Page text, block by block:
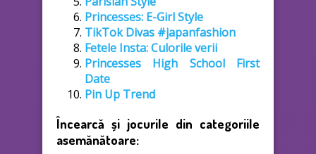
Princesses: E-Girl Style
TikTok Divas #japanfashion
Fetele Insta: Culorile verii
Princesses High School First
Date
Pin Up Trend
Încearcă și jocurile din categoriile
asemănătoare: